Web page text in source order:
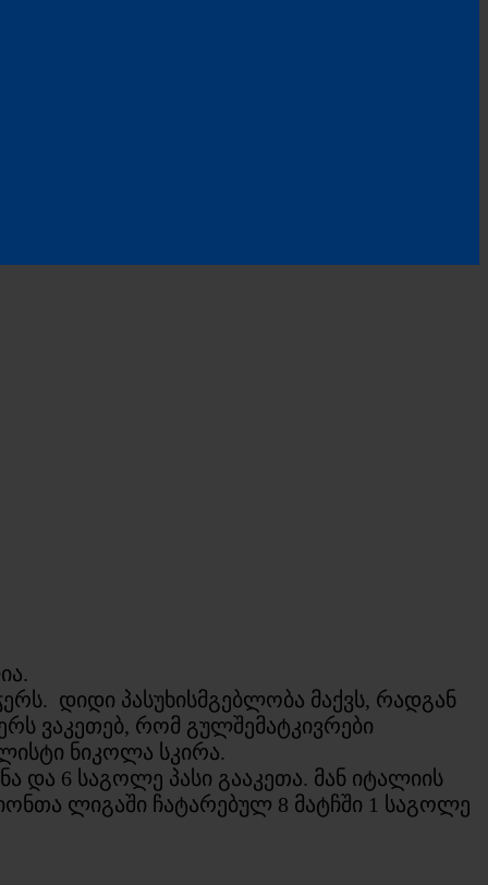
დიდი პასუხისმგებლობა მაქვს, რადგან
ვაკეთებ, რომ გულშემატკივრები
ნიკოლა სკირა.
და 6 საგოლე პასი გააკეთა. მან იტალიის
ლიგაში ჩატარებულ 8 მატჩში 1 საგოლე